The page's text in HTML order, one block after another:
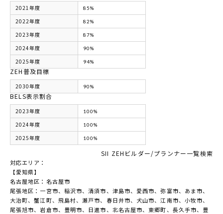
2021年度 85%
2022年度 82%
2023年度 87%
2024年度 90%
2025年度 94%
ZEH普及目標
2030年度 90%
BELS表示割合
2023年度 100%
2024年度 100%
2025年度 100%
SII ZEHビルダー/プランナー一覧検索
対応エリア：
【愛知県】
名古屋地区：名古屋市
尾張地区：一宮市、稲沢市、清須市、津島市、愛西市、弥富市、あま市、
大治町、蟹江町、飛島村、瀬戸市、春日井市、犬山市、江南市、小牧市、
尾張旭市、岩倉市、豊明市、日進市、北名古屋市、東郷町、長久手市、豊